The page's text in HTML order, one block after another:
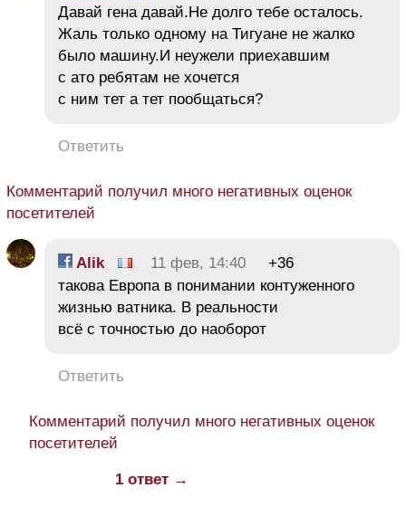
Давай гена давай.Не долго тебе осталось.
Жаль только одному на Тигуане не жалко
было машину.И неужели приехавшим
с ато ребятам не хочется
с ним тет а тет пообщаться?
Ответить
Комментарий получил много негативных оценок
посетителей
Alik 11 фев, 14:40
+36
такова Европа в понимании контуженного
жизнью ватника. В реальности
всё с точностью до наоборот
Ответить
Комментарий получил много негативных оценок
посетителей
1 ответ →